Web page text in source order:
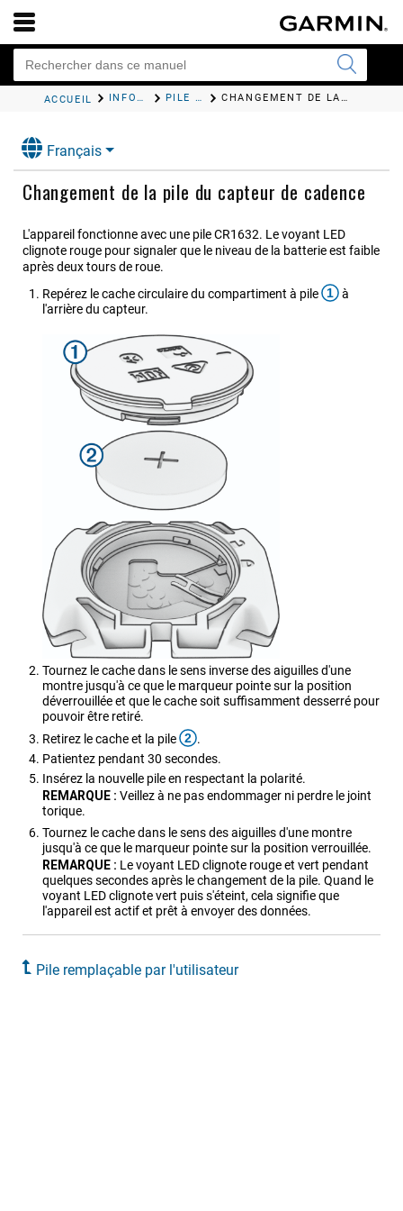
ACCUEIL INFORMATIONS SUR L'APPAREIL PILE REMPLAÇABLE PAR L'UTILISATEUR CHANGEMENT DE LA PILE DU CAPTEUR DE CADENCE
Français
Changement de la pile du capteur de cadence
L'appareil fonctionne avec une pile CR1632. Le voyant LED
clignote rouge pour signaler que le niveau de la batterie est faible
après deux tours de roue.
Repérez le cache circulaire du compartiment à pile 1 à
l'arrière du capteur.
Tournez le cache dans le sens inverse des aiguilles d'une
montre jusqu'à ce que le marqueur pointe sur la position
déverrouillée et que le cache soit suffisamment desserré pour
pouvoir être retiré.
Retirez le cache et la pile 2 .
Patientez pendant 30 secondes.
Insérez la nouvelle pile en respectant la polarité.
REMARQUE : Veillez à ne pas endommager ni perdre le joint
torique.
Tournez le cache dans le sens des aiguilles d'une montre
jusqu'à ce que le marqueur pointe sur la position verrouillée.
REMARQUE : Le voyant LED clignote rouge et vert pendant
quelques secondes après le changement de la pile. Quand le
voyant LED clignote vert puis s'éteint, cela signifie que
l'appareil est actif et prêt à envoyer des données.
Pile remplaçable par l'utilisateur